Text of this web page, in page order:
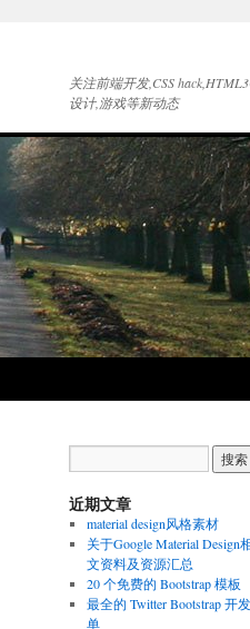
关注前端开发,CSS
设计,游戏等新动态
近期文章
material design风格素材
关于Google Material Design
文资料及资源汇总
20 个免费的 Bootstrap 模板
最全的 Twitter Bootstrap 开
单